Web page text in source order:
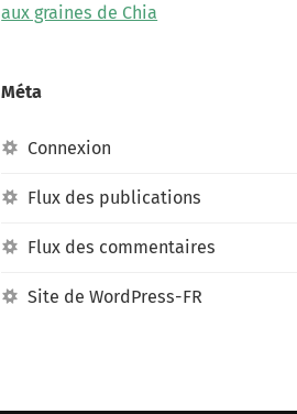
aux graines de Chia
Méta
Connexion
Flux des publications
Flux des commentaires
Site de WordPress-FR